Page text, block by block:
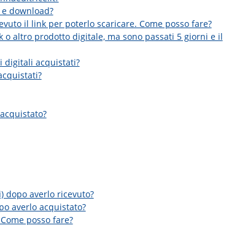
download?
il link per poterlo scaricare. Come posso fare?
altro prodotto digitale, ma sono passati 5 giorni e il
digitali acquistati?
dopo averlo ricevuto?
averlo acquistato?
posso fare?